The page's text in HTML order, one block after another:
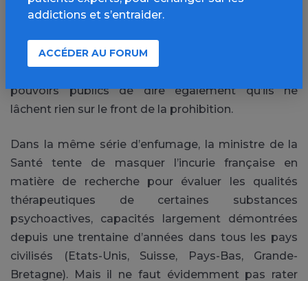
Le tour est bien joué : la confusion des termes
à la française serait l’équivalent d’un caviste qui ne
pouvoirs publics de dire également qu’ils ne
lâchent rien sur le front de la prohibition.
Dans la même série d’enfumage, la ministre de la
Santé tente de masquer l’incurie française en
matière de recherche pour évaluer les qualités
thérapeutiques de certaines substances
psychoactives, capacités largement démontrées
depuis une trentaine d’années dans tous les pays
civilisés (Etats-Unis, Suisse, Pays-Bas, Grande-
Bretagne). Mais il ne faut évidemment pas rater
addictions et s’entraider.
ACCÉDER AU FORUM